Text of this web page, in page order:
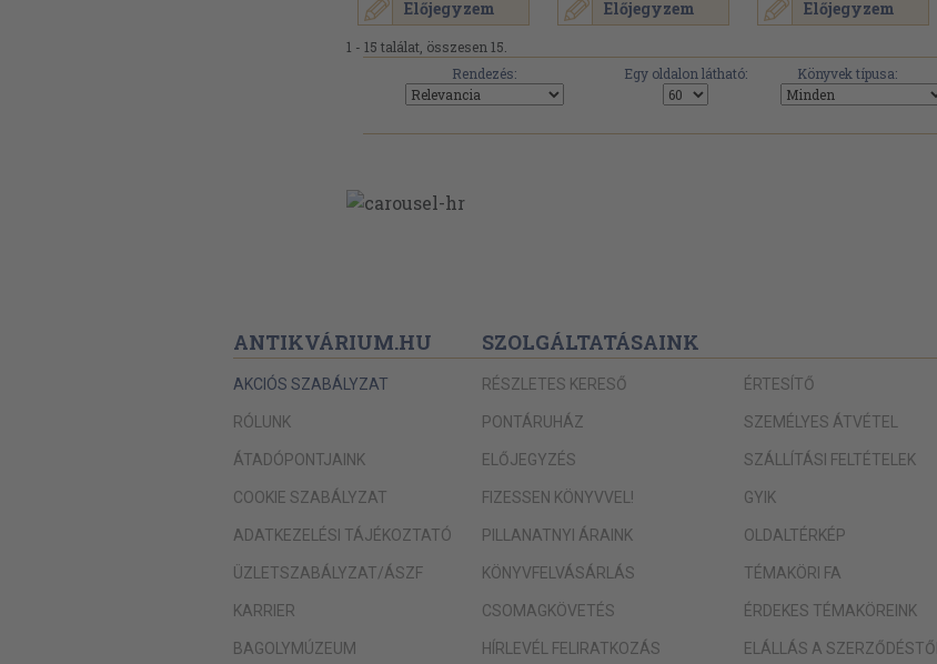
Előjegyzem Előjegyzem Előjegyzem
1 - 15 találat, összesen 15.
Rendezés:
Egy oldalon látható: Könyvek típusa:
ANTIKVÁRIUM.HU
AKCIÓS SZABÁLYZAT
RÓLUNK
ÁTADÓPONTJAINK
COOKIE SZABÁLYZAT
ADATKEZELÉSI TÁJÉKOZTATÓ
ÜZLETSZABÁLYZAT/ÁSZF
KARRIER
BAGOLYMÚZEUM
SZOLGÁLTATÁSAINK
RÉSZLETES KERESŐ
PONTÁRUHÁZ
ELŐJEGYZÉS
FIZESSEN KÖNYVVEL!
PILLANATNYI ÁRAINK
KÖNYVFELVÁSÁRLÁS
CSOMAGKÖVETÉS
HÍRLEVÉL FELIRATKOZÁS
ÉRTESÍTŐ
SZEMÉLYES ÁTVÉTEL
SZÁLLÍTÁSI FELTÉTELEK
GYIK
OLDALTÉRKÉP
TÉMAKÖRI FA
ÉRDEKES TÉMAKÖREINK
ELÁLLÁS A SZERZŐDÉSTŐL